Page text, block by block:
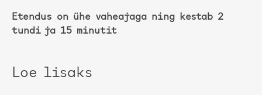
Etendus on ühe vaheajaga ning kestab 2
tundi ja 15 minutit
Loe lisaks